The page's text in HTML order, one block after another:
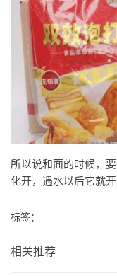
所以说和面的时候，
化开，遇水以后它就开
标签：
相关推荐